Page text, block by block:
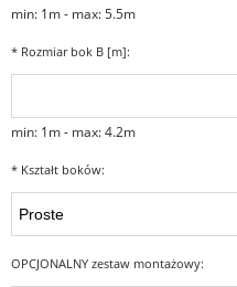
min: 1m - max: 5.5m
* Rozmiar bok B [m]:
min: 1m - max: 4.2m
* Kształt boków:
OPCJONALNY zestaw montażowy: